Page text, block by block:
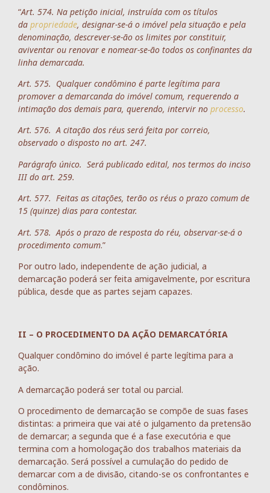
“Art. 574. Na petição inicial, instruída com os títulos
da propriedade, designar-se-á o imóvel pela situação e pela
denominação, descrever-se-ão os limites por constituir,
aviventar ou renovar e nomear-se-ão todos os confinantes da
linha demarcada.
Art. 575. Qualquer condômino é parte legítima para
promover a demarcanda do imóvel comum, requerendo a
intimação dos demais para, querendo, intervir no processo.
Art. 576. A citação dos réus será feita por correio,
observado o disposto no art. 247.
Parágrafo único. Será publicado edital, nos termos do inciso
III do art. 259.
Art. 577. Feitas as citações, terão os réus o prazo comum de
15 (quinze) dias para contestar.
Art. 578. Após o prazo de resposta do réu, observar-se-á o
procedimento comum.”
Por outro lado, independente de ação judicial, a
demarcação poderá ser feita amigavelmente, por escritura
pública, desde que as partes sejam capazes.
II – O PROCEDIMENTO DA AÇÃO DEMARCATÓRIA
Qualquer condômino do imóvel é parte legítima para a
ação.
A demarcação poderá ser total ou parcial.
O procedimento de demarcação se compõe de suas fases
distintas: a primeira que vai até o julgamento da pretensão
de demarcar; a segunda que é a fase executória e que
termina com a homologação dos trabalhos materiais da
demarcação. Será possível a cumulação do pedido de
demarcar com a de divisão, citando-se os confrontantes e
condôminos.